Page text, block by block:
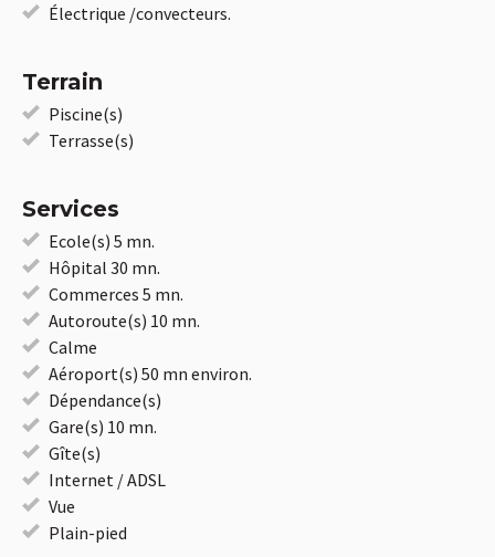
Électrique /convecteurs.
Terrain
Piscine(s)
Terrasse(s)
Services
Ecole(s) 5 mn.
Hôpital 30 mn.
Commerces 5 mn.
Autoroute(s) 10 mn.
Calme
Aéroport(s) 50 mn environ.
Dépendance(s)
Gare(s) 10 mn.
Gîte(s)
Internet / ADSL
Vue
Plain-pied